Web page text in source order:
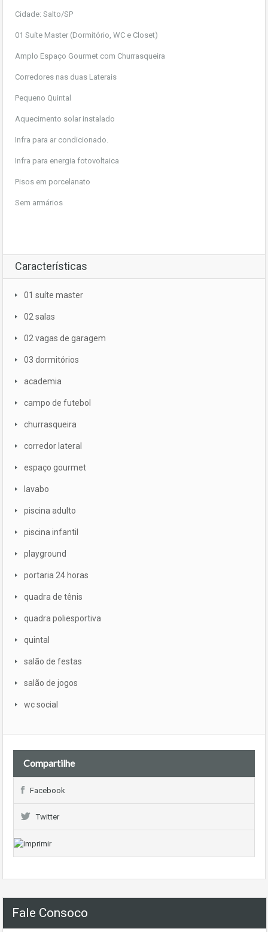
Cidade: Salto/SP
01 Suíte Master (Dormitório, WC e Closet)
Amplo Espaço Gourmet com Churrasqueira
Corredores nas duas Laterais
Pequeno Quintal
Aquecimento solar instalado
Infra para ar condicionado.
Infra para energia fotovoltaica
Pisos em porcelanato
Sem armários
Características
01 suíte master
02 salas
02 vagas de garagem
03 dormitórios
academia
campo de futebol
churrasqueira
corredor lateral
espaço gourmet
lavabo
piscina adulto
piscina infantil
playground
portaria 24 horas
quadra de tênis
quadra poliesportiva
quintal
salão de festas
salão de jogos
wc social
Compartilhe
Facebook
Twitter
Fale Consoco